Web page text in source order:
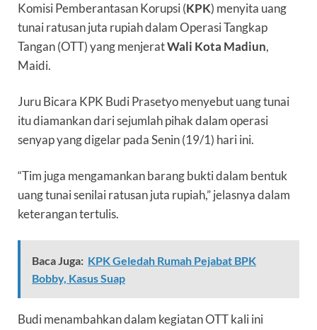
Komisi Pemberantasan Korupsi (KPK) menyita uang
tunai ratusan juta rupiah dalam Operasi Tangkap
Tangan (OTT) yang menjeratWali Kota Madiun,
Maidi.
Juru Bicara KPK Budi Prasetyo menyebut uang tunai
itu diamankan dari sejumlah pihak dalam operasi
senyap yang digelar pada Senin (19/1) hari ini.
“Tim juga mengamankan barang bukti dalam bentuk
uang tunai senilai ratusan juta rupiah,” jelasnya dalam
keterangan tertulis.
Baca Juga: KPK Geledah Rumah Pejabat BPK
Bobby, Kasus Suap
Budi menambahkan dalam kegiatan OTT kali ini